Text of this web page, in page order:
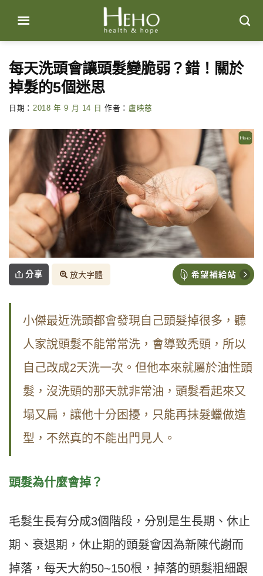
content
每天洗頭會讓頭髮變脆弱？錯！關於
掉髮的5個迷思
日期： 2018 年 9 月 14 日 作者： 盧映慈
分享 放大字體
小傑最近洗頭都會發現自己頭髮掉很多，聽
人家說頭髮不能常常洗，會導致禿頭，所以
自己改成2天洗一次。但他本來就屬於油性頭
髮，沒洗頭的那天就非常油，頭髮看起來又
塌又扁，讓他十分困擾，只能再抹髮蠟做造
型，不然真的不能出門見人。
頭髮為什麼會掉？
毛髮生長有分成3個階段，分別是生長期、休止
期、衰退期，休止期的頭髮會因為新陳代謝而
掉落，每天大約50~150根，掉落的頭髮粗細跟